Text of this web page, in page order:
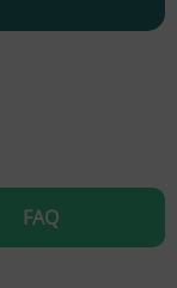
FAQ